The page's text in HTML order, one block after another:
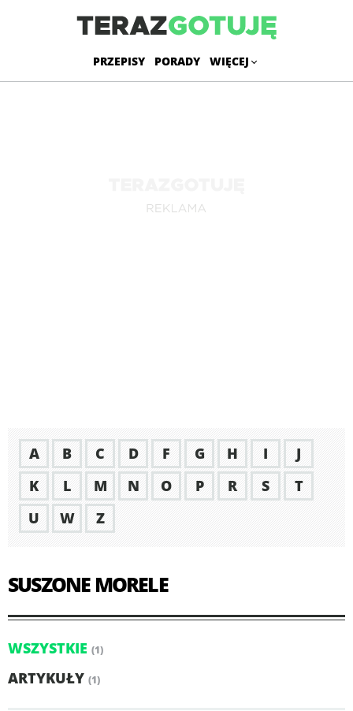
PRZEPISY PORADY WIĘCEJ
A B C D F G H I
J
K
L M N O P R S
T
U
W Z
SUSZONE MORELE
WSZYSTKIE (1)
ARTYKUŁY (1)